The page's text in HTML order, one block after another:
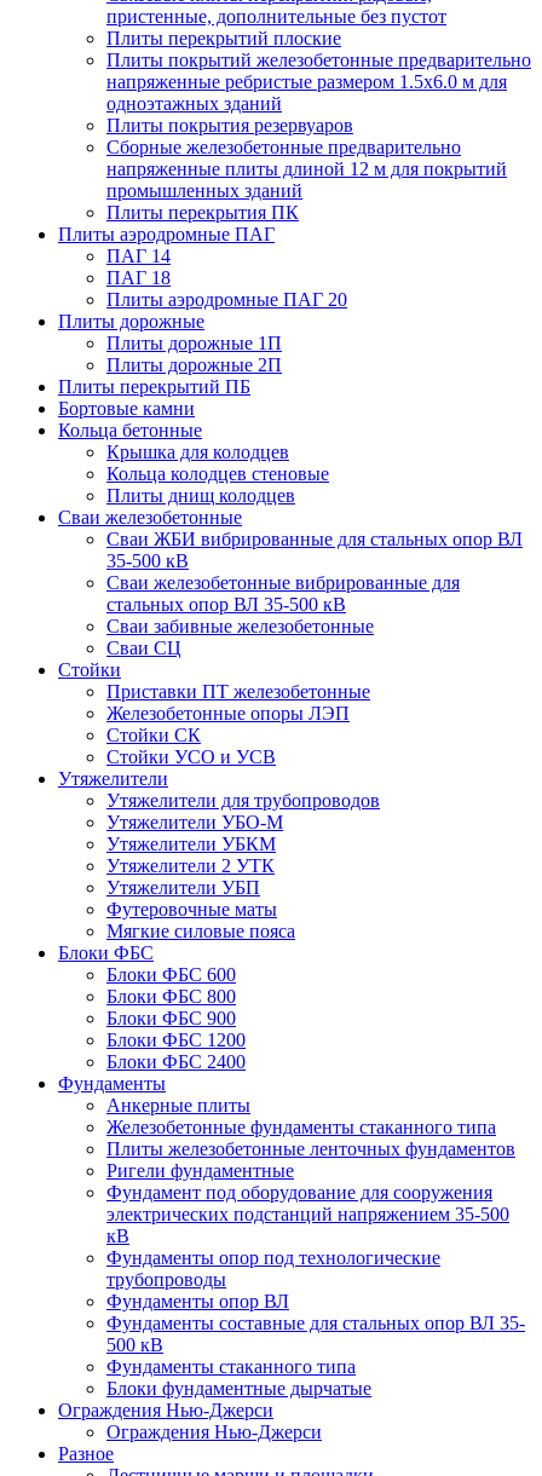
пристенные, дополнительные без пустот
Плиты перекрытий плоские
Плиты покрытий железобетонные предварительно
напряженные ребристые размером 1.5х6.0 м для
одноэтажных зданий
Плиты покрытия резервуаров
Сборные железобетонные предварительно
напряженные плиты длиной 12 м для покрытий
промышленных зданий
Плиты перекрытия ПК
Плиты аэродромные ПАГ
ПАГ 14
ПАГ 18
Плиты аэродромные ПАГ 20
Плиты дорожные
Плиты дорожные 1П
Плиты дорожные 2П
Плиты перекрытий ПБ
Бортовые камни
Кольца бетонные
Крышка для колодцев
Кольца колодцев стеновые
Плиты днищ колодцев
Сваи железобетонные
Сваи ЖБИ вибрированные для стальных опор ВЛ
35-500 кВ
Сваи железобетонные вибрированные для
стальных опор ВЛ 35-500 кВ
Сваи забивные железобетонные
Сваи СЦ
Стойки
Приставки ПТ железобетонные
Железобетонные опоры ЛЭП
Стойки СК
Стойки УСО и УСВ
Утяжелители
Утяжелители для трубопроводов
Утяжелители УБО-М
Утяжелители УБКМ
Утяжелители 2 УТК
Утяжелители УБП
Футеровочные маты
Мягкие силовые пояса
Блоки ФБС
Блоки ФБС 600
Блоки ФБС 800
Блоки ФБС 900
Блоки ФБС 1200
Блоки ФБС 2400
Фундаменты
Анкерные плиты
Железобетонные фундаменты стаканного типа
Плиты железобетонные ленточных фундаментов
Ригели фундаментные
Фундамент под оборудование для сооружения
электрических подстанций напряжением 35-500
кВ
Фундаменты опор под технологические
трубопроводы
Фундаменты опор ВЛ
Фундаменты составные для стальных опор ВЛ 35-
500 кВ
Фундаменты стаканного типа
Блоки фундаментные дырчатые
Ограждения Нью-Джерси
Ограждения Нью-Джерси
Разное